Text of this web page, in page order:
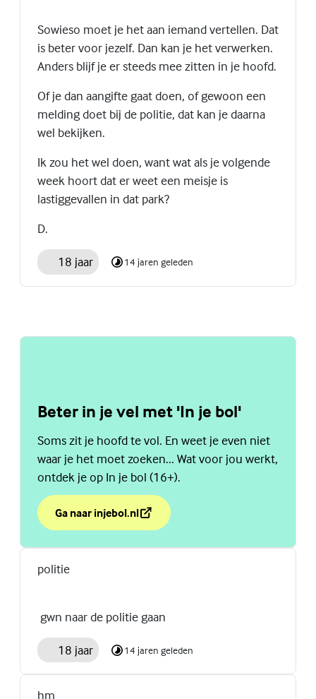
Sowieso moet je het aan iemand vertellen. Dat
is beter voor jezelf. Dan kan je het verwerken.
Anders blijf je er steeds mee zitten in je hoofd.
Of je dan aangifte gaat doen, of gewoon een
melding doet bij de politie, dat kan je daarna
wel bekijken.
Ik zou het wel doen, want wat als je volgende
week hoort dat er weet een meisje is
lastiggevallen in dat park?
D.
18 jaar 14 jaren geleden
Beter in je vel met 'In je bol'
Soms zit je hoofd te vol. En weet je even niet
waar je het moet zoeken... Wat voor jou werkt,
ontdek je op In je bol (16+).
Ga naar injebol.nl
over Beter in je vel met 'In je bol'
(Externe link)
politie
gwn naar de politie gaan
18 jaar 14 jaren geleden
hm